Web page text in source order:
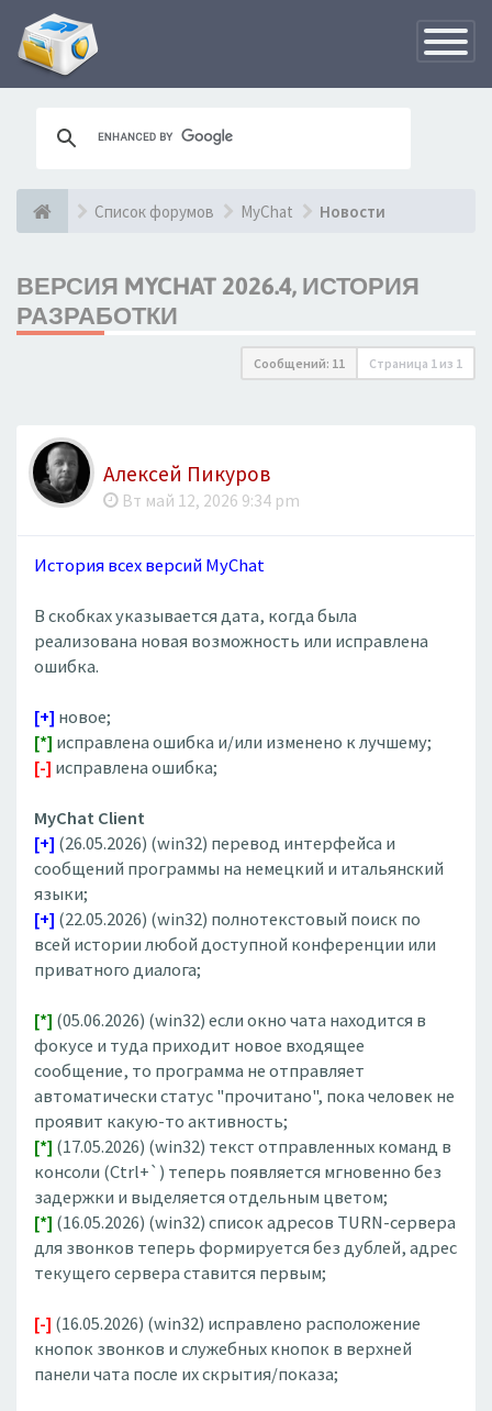
Список форумов MyChat Новости
ВЕРСИЯ MYCHAT 2026.4, ИСТОРИЯ
РАЗРАБОТКИ
Сообщений: 11 Страница 1 из 1
Алексей Пикуров
Вт май 12, 2026 9:34 pm
История всех версий MyChat
В скобках указывается дата, когда была
реализована новая возможность или исправлена
ошибка.
[+] новое;
[*] исправлена ошибка и/или изменено к лучшему;
[-] исправлена ошибка;
MyChat Client
[+] (26.05.2026) (win32) перевод интерфейса и
сообщений программы на немецкий и итальянский
языки;
[+] (22.05.2026) (win32) полнотекстовый поиск по
всей истории любой доступной конференции или
приватного диалога;
[*] (05.06.2026) (win32) если окно чата находится в
фокусе и туда приходит новое входящее
сообщение, то программа не отправляет
автоматически статус "прочитано", пока человек не
проявит какую-то активность;
[*] (17.05.2026) (win32) текст отправленных команд в
консоли (Ctrl+`) теперь появляется мгновенно без
задержки и выделяется отдельным цветом;
[*] (16.05.2026) (win32) список адресов TURN-сервера
для звонков теперь формируется без дублей, адрес
текущего сервера ставится первым;
[-] (16.05.2026) (win32) исправлено расположение
кнопок звонков и служебных кнопок в верхней
панели чата после их скрытия/показа;